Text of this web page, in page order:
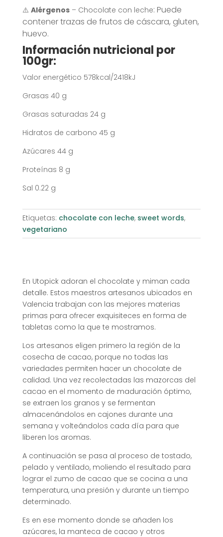
⚠️ Alérgenos– Chocolate con leche: Puede
contener trazas de frutos de cáscara, gluten,
huevo.
Información nutricional por
100gr:
Valor energético 578kcal/2418kJ
Grasas 40 g
Grasas saturadas 24 g
Hidratos de carbono 45 g
Azúcares 44 g
Proteínas 8 g
Sal 0.22 g
Etiquetas: chocolate con leche, sweet words,
vegetariano
En Utopick adoran el chocolate y miman cada
detalle. Estos maestros artesanos ubicados en
Valencia trabajan con las mejores materias
primas para ofrecer exquisiteces en forma de
tabletas como la que te mostramos.
Los artesanos eligen primero la región de la
cosecha de cacao, porque no todas las
variedades permiten hacer un chocolate de
calidad. Una vez recolectadas las mazorcas del
cacao en el momento de maduración óptimo,
se extraen los granos y se fermentan
almacenándolos en cajones durante una
semana y volteándolos cada día para que
liberen los aromas.
A continuación se pasa al proceso de tostado,
pelado y ventilado, moliendo el resultado para
lograr el zumo de cacao que se cocina a una
temperatura, una presión y durante un tiempo
determinado.
Es en ese momento donde se añaden los
azúcares, la manteca de cacao y otros